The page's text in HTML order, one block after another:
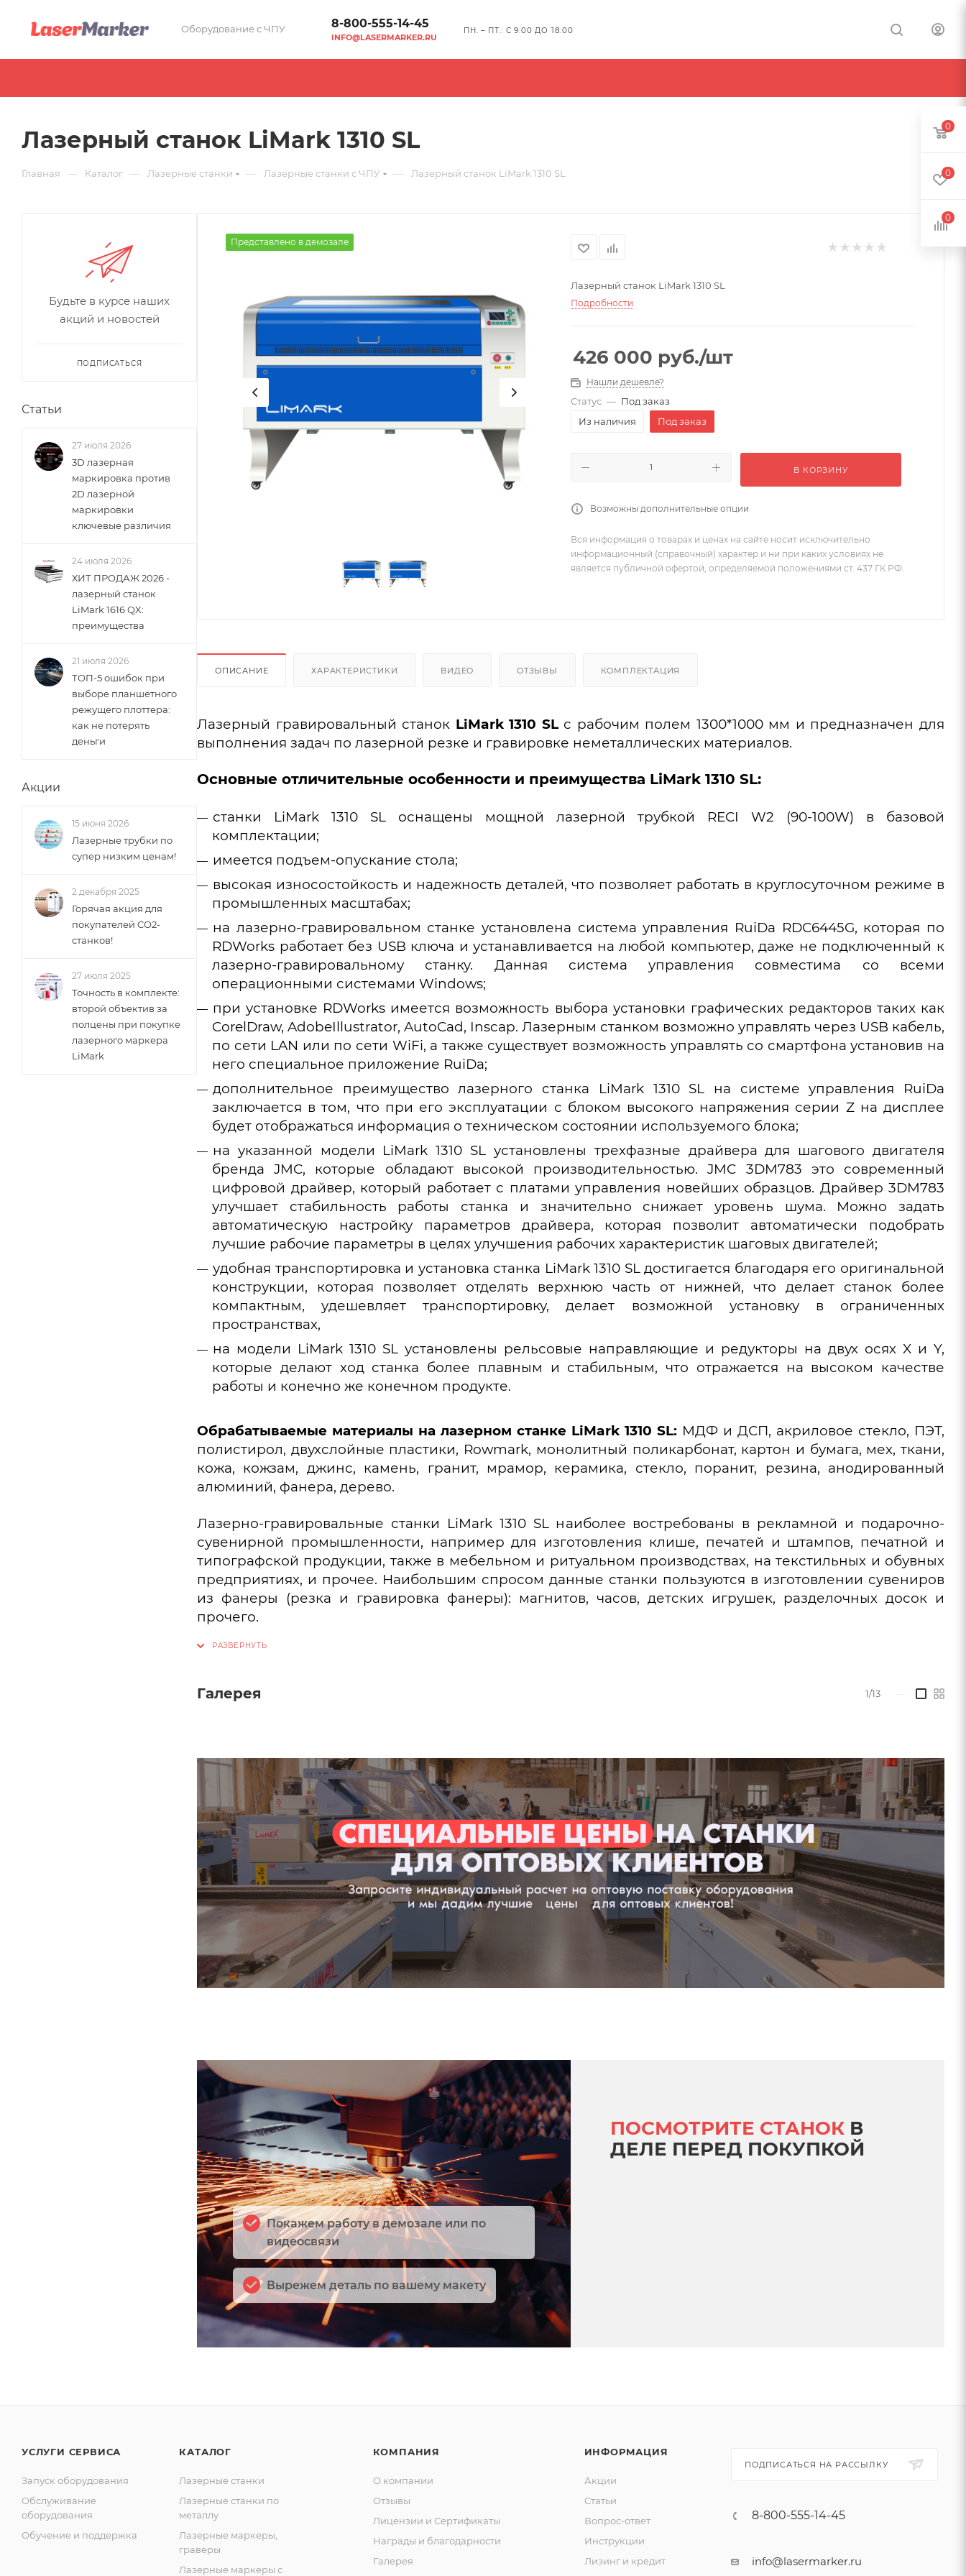
Оборудование с ЧПУ 8-800-555-14-45
INFO@LASERMARKER.RU
ПН. – ПТ.: С 9:00 ДО 18:00
Лазерный станок LiMark 1310 SL
Главная — Каталог — Лазерные станки — Лазерные станки с ЧПУ — Лазерный станок LiMark 1310 SL
Представлено в демозале
Лазерный станок LiMark 1310 SL
Подробности
426 000 руб./шт
Нашли дешевле?
Статус — Под заказ
Из наличия
Под заказ
В КОРЗИНУ
Возможны дополнительные опции
Вся информация о товарах и ценах на сайте носит исключительно
информационный (справочный) характер и ни при каких условиях не
является публичной офертой, определяемой положениями ст. 437 ГК РФ.
ОПИСАНИЕ ХАРАКТЕРИСТИКИ ВИДЕО ОТЗЫВЫ КОМПЛЕКТАЦИЯ
Лазерный гравировальный станок LiMark 1310 SLс рабочим полем 1300*1000 мм и предназначен для
выполнения задач по лазерной резке и гравировке неметаллических материалов.
Основные отличительные особенности и преимущества LiMark 1310 SL:
станки LiMark 1310 SL оснащены мощной лазерной трубкой RECI W2 (90-100W) в базовой
комплектации;
имеется подъем-опускание стола;
высокая износостойкость и надежность деталей, что позволяет работать в круглосуточном режиме в
промышленных масштабах;
на лазерно-гравировальном станке установлена система управления RuiDa RDC6445G, которая по
RDWorks работает без USB ключа и устанавливается на любой компьютер, даже не подключенный к
лазерно-гравировальному станку. Данная система управления совместима со всеми
операционными системами Windows;
при установке RDWorks имеется возможность выбора установки графических редакторов таких как
CorelDraw, AdobeIllustrator, AutoCad, Inscap. Лазерным станком возможно управлять через USB кабель,
по сети LAN или по сети WiFi, а также существует возможность управлять со смартфона установив на
него специальное приложение RuiDa;
дополнительное преимущество лазерного станка LiMark 1310 SL на системе управления RuiDa
заключается в том, что при его эксплуатации с блоком высокого напряжения серии Z на дисплее
будет отображаться информация о техническом состоянии используемого блока;
на указанной модели LiMark 1310 SL установлены трехфазные драйвера для шагового двигателя
бренда JMC, которые обладают высокой производительностью. JMC 3DM783 это современный
цифровой драйвер, который работает с платами управления новейших образцов. Драйвер 3DM783
улучшает стабильность работы станка и значительно снижает уровень шума. Можно задать
автоматическую настройку параметров драйвера, которая позволит автоматически подобрать
лучшие рабочие параметры в целях улучшения рабочих характеристик шаговых двигателей;
удобная транспортировка и установка станка LiMark 1310 SL достигается благодаря его оригинальной
конструкции, которая позволяет отделять верхнюю часть от нижней, что делает станок более
компактным, удешевляет транспортировку, делает возможной установку в ограниченных
пространствах,
на модели LiMark 1310 SL установлены рельсовые направляющие и редукторы на двух осях X и Y,
которые делают ход станка более плавным и стабильным, что отражается на высоком качестве
работы и конечно же конечном продукте.
Обрабатываемые материалы на лазерном станке LiMark 1310 SL: МДФ и ДСП, акриловое стекло, ПЭТ,
полистирол, двухслойные пластики, Rowmark, монолитный поликарбонат, картон и бумага, мех, ткани,
кожа, кожзам, джинс, камень, гранит, мрамор, керамика, стекло, поранит, резина, анодированный
алюминий, фанера, дерево.
Лазерно-гравировальные станки LiMark 1310 SL наиболее востребованы в рекламной и подарочно-
сувенирной промышленности, например для изготовления клише, печатей и штампов, печатной и
типографской продукции, также в мебельном и ритуальном производствах, на текстильных и обувных
предприятиях, и прочее. Наибольшим спросом данные станки пользуются в изготовлении сувениров
из фанеры (резка и гравировка фанеры): магнитов, часов, детских игрушек, разделочных досок и
прочего.
Галерея 1/13
Покажем работу в демозале или по
видеосвязи
Вырежем деталь по вашему макету
ПОСМОТРИТЕ СТАНОК В
ДЕЛЕ ПЕРЕД ПОКУПКОЙ
Будьте в курсе наших
акций и новостей
ПОДПИСАТЬСЯ
Статьи
27 июля 2026
3D лазерная
маркировка против
2D лазерной
маркировки
ключевые различия
24 июля 2026
ХИТ ПРОДАЖ 2026 -
лазерный станок
LiMark 1616 QX:
преимущества
21 июля 2026
ТОП-5 ошибок при
выборе планшетного
режущего плоттера:
как не потерять
деньги
Акции
15 июня 2026
Лазерные трубки по
супер низким ценам!
2 декабря 2025
Горячая акция для
покупателей CO2-
станков!
27 июля 2025
Точность в комплекте:
второй объектив за
полцены при покупке
лазерного маркера
LiMark
УСЛУГИ СЕРВИСА
Запуск оборудования
Обслуживание
оборудования
Обучение и поддержка
КАТАЛОГ
Лазерные станки
Лазерные станки по
металлу
Лазерные маркеры,
граверы
Лазерные маркеры с
КОМПАНИЯ
О компании
Отзывы
Лицензии и Сертификаты
Награды и благодарности
Галерея
ИНФОРМАЦИЯ
Акции
Статьи
Вопрос-ответ
Инструкции
Лизинг и кредит
ПОДПИСАТЬСЯ НА РАССЫЛКУ
8-800-555-14-45
info@lasermarker.ru
0
0
0